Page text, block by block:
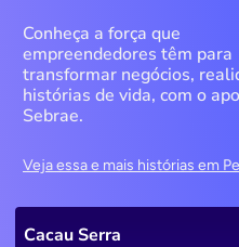
Conheça a força que
empreendedores têm para
transformar negócios,
histórias de vida, com o
Sebrae.
Veja essa e mais histórias em
Cacau Serra